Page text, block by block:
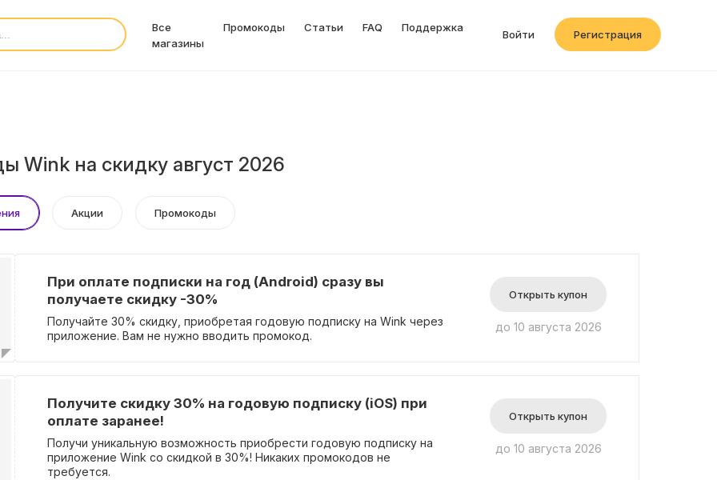
Все
магазины
Промокоды Статьи FAQ Поддержка
Войти Регистрация
Wink на скидку август 2026
Акции Промокоды
При оплате подписки на год (Android) сразу вы
получаете скидку -30%
Получайте 30% скидку, приобретая годовую подписку на Wink через
приложение. Вам не нужно вводить промокод.
Открыть купон
до 10 августа 2026
Получите скидку 30% на годовую подписку (iOS) при
оплате заранее!
Получи уникальную возможность приобрести годовую подписку на
приложение Wink со скидкой в 30%! Никаких промокодов не
требуется.
Открыть купон
до 10 августа 2026